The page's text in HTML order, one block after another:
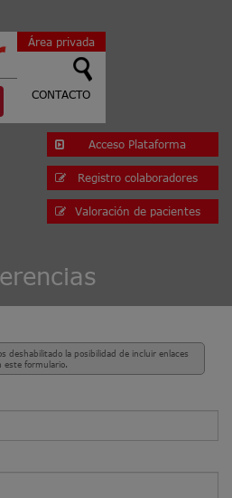
Área privada
CONTACTO
Acceso Plataforma
Registro colaboradores
Valoración de pacientes
deshabilitado la posibilidad de incluir enlaces
este formulario.